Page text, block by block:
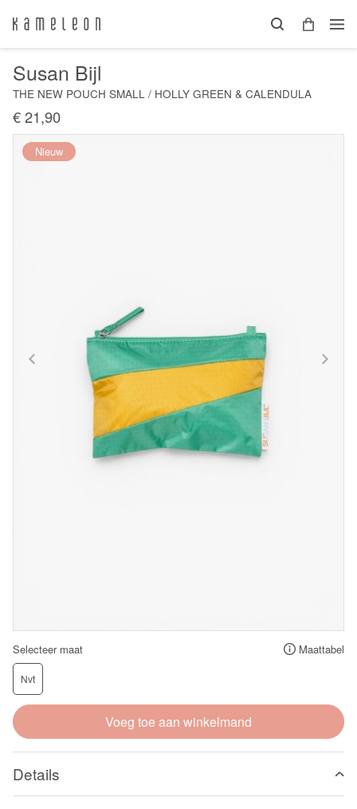
Susan Bijl
THE NEW POUCH SMALL / HOLLY GREEN & CALENDULA
€ 21,90
Nieuw
Selecteer maat Maattabel
Nvt
Voeg toe aan winkelmand
Details